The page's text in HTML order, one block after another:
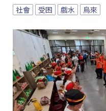
社會 受困 戲水 烏來